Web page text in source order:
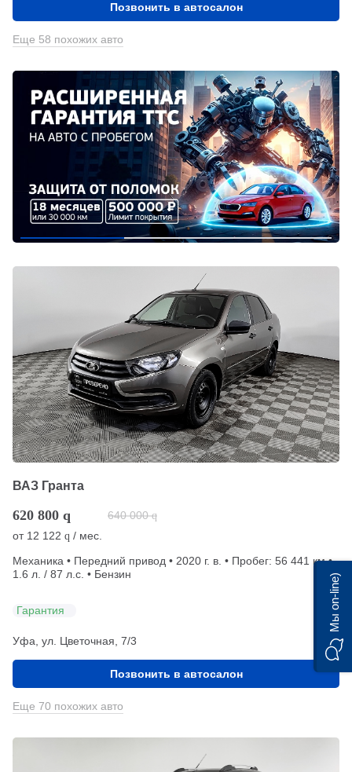
Позвонить в автосалон
Еще 58 похожих авто
ВАЗ Гранта
620 800 q 640 000 q
от 12 122 q / мес.
Механика • Передний привод • 2020 г. в. • Пробег: 56 441 км •
1.6 л. / 87 л.с. • Бензин
Гарантия
Уфа, ул. Цветочная, 7/3
Позвонить в автосалон
Еще 70 похожих авто
Мы on-line)